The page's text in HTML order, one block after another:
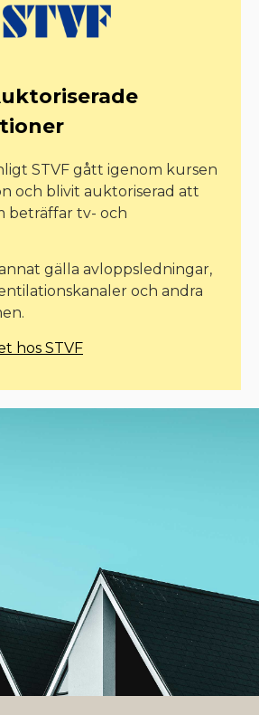
STVF gått igenom kursen
och blivit auktoriserad att
beträffar tv- och
gälla avloppsledningar,
och andra
hos STVF